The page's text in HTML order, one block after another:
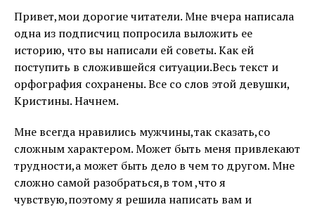
Привет,мои дорогие читатели. Мне вчера написала
одна из подписчиц попросила выложить ее
историю, что вы написали ей советы. Как ей
поступить в сложившейся ситуации.Весь текст и
орфография сохранены. Все со слов этой девушки,
Кристины. Начнем.
Мне всегда нравились мужчины,так сказать,со
сложным характером. Может быть меня привлекают
трудности,а может быть дело в чем то другом. Мне
сложно самой разобраться,в том ,что я
чувствую,поэтому я решила написать вам и